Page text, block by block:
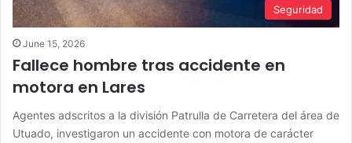
Seguridad
June 15, 2026
Fallece hombre tras accidente en
motora en Lares
Agentes adscritos a la división Patrulla de Carretera del área de
Utuado, investigaron un accidente con motora de carácter